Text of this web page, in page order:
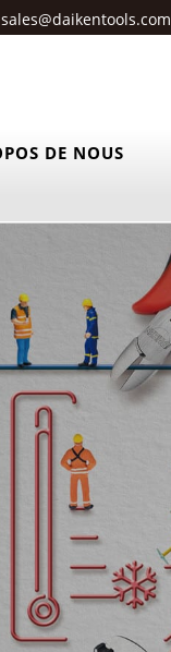
sales@daikentools.com
DE NOUS